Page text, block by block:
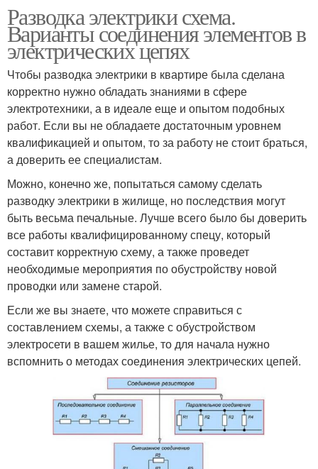
Разводка электрики схема.
Варианты соединения элементов в
электрических цепях
Чтобы разводка электрики в квартире была сделана
корректно нужно обладать знаниями в сфере
электротехники, а в идеале еще и опытом подобных
работ. Если вы не обладаете достаточным уровнем
квалификацией и опытом, то за работу не стоит браться,
а доверить ее специалистам.
Можно, конечно же, попытаться самому сделать
разводку электрики в жилище, но последствия могут
быть весьма печальные. Лучше всего было бы доверить
все работы квалифицированному спецу, который
составит корректную схему, а также проведет
необходимые мероприятия по обустройству новой
проводки или замене старой.
Если же вы знаете, что можете справиться с
составлением схемы, а также с обустройством
электросети в вашем жилье, то для начала нужно
вспомнить о методах соединения электрических цепей.